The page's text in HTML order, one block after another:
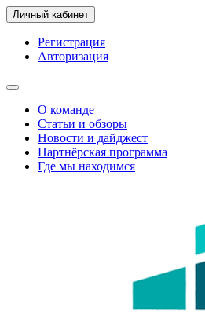
Личный кабинет
Регистрация
Авторизация
О команде
Статьи и обзоры
Новости и дайджест
Партнёрская программа
Где мы находимся